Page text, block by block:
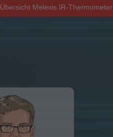
Übersicht Melexis IR-Thermometer